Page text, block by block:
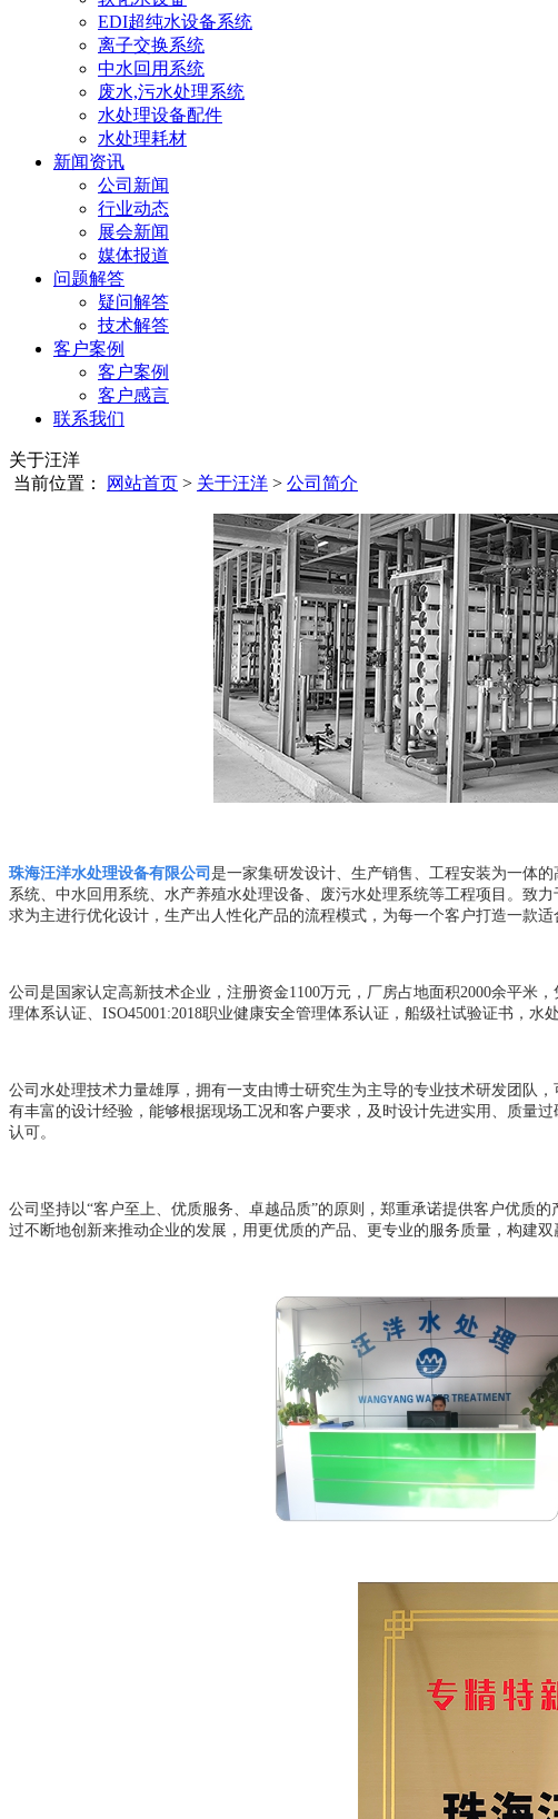
EDI超纯水设备系统
离子交换系统
中水回用系统
废水,污水处理系统
水处理设备配件
水处理耗材
新闻资讯
公司新闻
行业动态
展会新闻
媒体报道
问题解答
疑问解答
技术解答
客户案例
客户案例
客户感言
联系我们
关于汪洋
当前位置：
网站首页 > 关于汪洋 > 公司简介
珠海汪洋水处理设备有限公司 是一家集研发设计、生产销售、工程安装为一体
系统、中水回用系统、水产养殖水处理设备、废污水处理系统等工程项目。致
求为主进行优化设计，生产出人性化产品的流程模式，为每一个客户打造一款适
公司是国家认定高新技术企业，注册资金1100万元，厂房占地面积2000余平米
理体系认证、ISO45001:2018职业健康安全管理体系认证，船级社试验证书，水
公司水处理技术力量雄厚，拥有一支由博士研究生为主导的专业技术研发团队
有丰富的设计经验，能够根据现场工况和客户要求，及时设计先进实用、质量
认可。
公司坚持以“客户至上、优质服务、卓越品质”的原则，郑重承诺提供客户优质
过不断地创新来推动企业的发展，用更优质的产品、更专业的服务质量，构建双